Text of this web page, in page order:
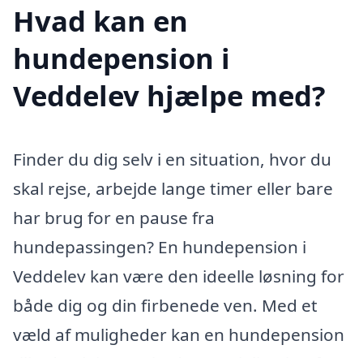
Hvad kan en
hundepension i
Veddelev hjælpe med?
Finder du dig selv i en situation, hvor du
skal rejse, arbejde lange timer eller bare
har brug for en pause fra
hundepassingen? En hundepension i
Veddelev kan være den ideelle løsning for
både dig og din firbenede ven. Med et
væld af muligheder kan en hundepension